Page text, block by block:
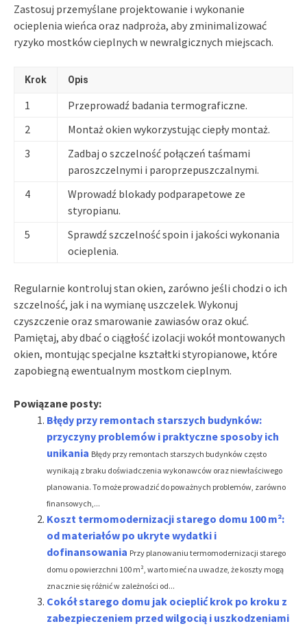
Zastosuj przemyślane projektowanie i wykonanie
ocieplenia wieńca oraz nadproża, aby zminimalizować
ryzyko mostków cieplnych w newralgicznych miejscach.
Krok Opis
1
Przeprowadź badania termograficzne.
2
Montaż okien wykorzystując ciepły montaż.
3
Zadbaj o szczelność połączeń taśmami
paroszczelnymi i paroprzepuszczalnymi.
4
Wprowadź blokady podparapetowe ze
styropianu.
5
Sprawdź szczelność spoin i jakości wykonania
ocieplenia.
Regularnie kontroluj stan okien, zarówno jeśli chodzi o ich
szczelność, jak i na wymianę uszczelek. Wykonuj
czyszczenie oraz smarowanie zawiasów oraz okuć.
Pamiętaj, aby dbać o ciągłość izolacji wokół montowanych
okien, montując specjalne kształtki styropianowe, które
zapobiegną ewentualnym mostkom cieplnym.
Powiązane posty:
Błędy przy remontach starszych budynków:
przyczyny problemów i praktyczne sposoby ich
unikania Błędy przy remontach starszych budynków często
wynikają z braku doświadczenia wykonawców oraz niewłaściwego
planowania. To może prowadzić do poważnych problemów, zarówno
finansowych,...
Koszt termomodernizacji starego domu 100 m²:
od materiałów po ukryte wydatki i
dofinansowania Przy planowaniu termomodernizacji starego
domu o powierzchni 100 m², warto mieć na uwadze, że koszty mogą
znacznie się różnić w zależności od...
Cokół starego domu jak ocieplić krok po kroku z
zabezpieczeniem przed wilgocią i uszkodzeniami